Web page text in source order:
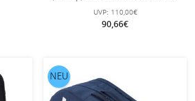
UVP: 110,00€
90,66€
NEU